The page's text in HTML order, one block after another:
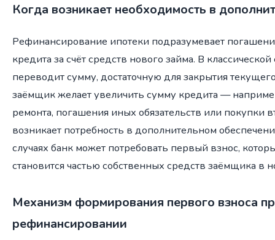
Когда возникает необходимость в
Рефинансирование ипотеки подразумевает
кредита за счёт средств нового займа. В
переводит сумму, достаточную для закрытия
заёмщик желает увеличить сумму кредита —
ремонта, погашения иных обязательств или покупки
возникает потребность в дополнительном
случаях банк может потребовать первый взнос,
становится частью собственных средств заёмщика в
Механизм формирования первого взноса
рефинансировании